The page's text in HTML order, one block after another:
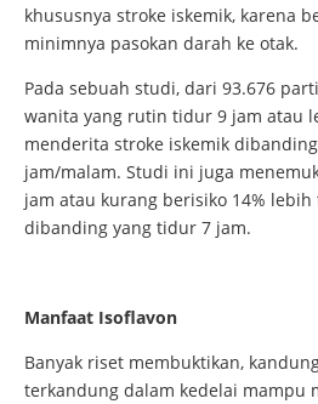
khususnya stroke iskemik, karena
minimnya pasokan darah ke otak.
Pada sebuah studi, dari 93.676
wanita yang rutin tidur 9 jam atau
menderita stroke iskemik
jam/malam. Studi ini juga
jam atau kurang berisiko 14%
dibanding yang tidur 7 jam.
Manfaat Isoflavon
Banyak riset membuktikan,
terkandung dalam kedelai mampu